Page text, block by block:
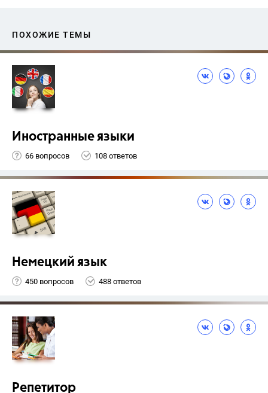
ПОХОЖИЕ ТЕМЫ
Иностранные языки
66 вопросов 108 ответов
Немецкий язык
450 вопросов 488 ответов
Репетитор